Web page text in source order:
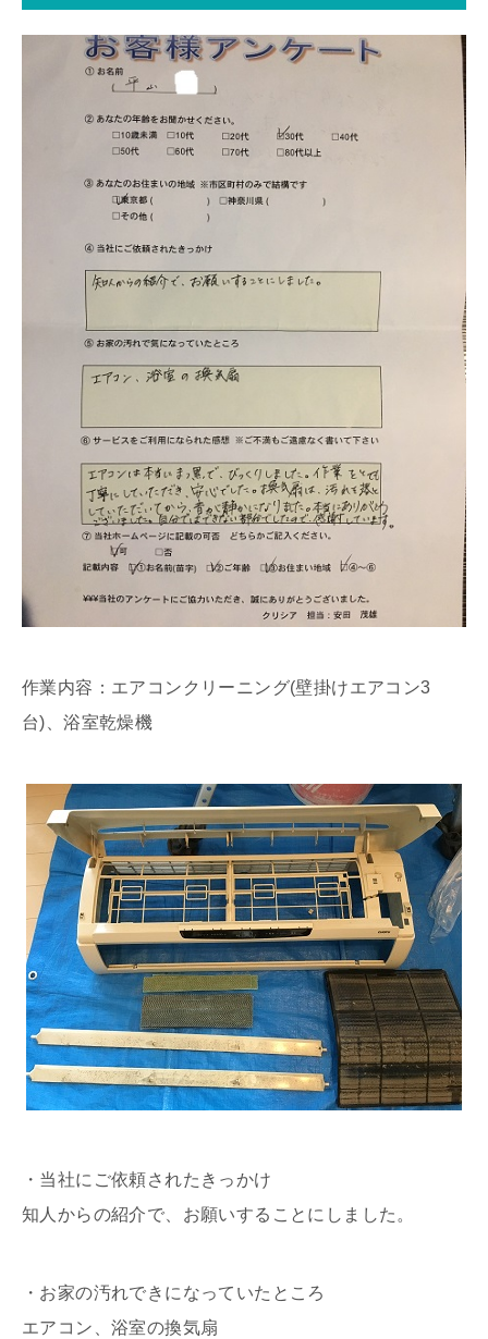
作業内容：エアコンクリーニング(壁掛けエアコン3
台)、浴室乾燥機
・当社にご依頼されたきっかけ
知人からの紹介で、お願いすることにしました。
・お家の汚れできになっていたところ
エアコン、浴室の換気扇